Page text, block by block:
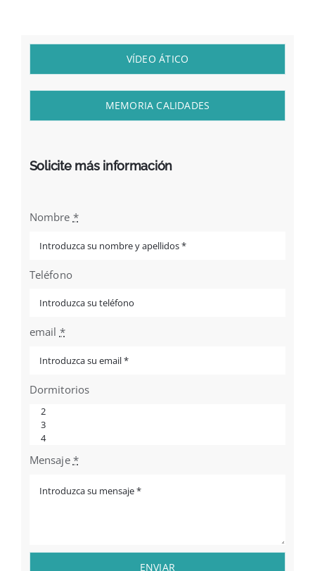
VÍDEO ÁTICO
MEMORIA CALIDADES
Solicite más información
Nombre *
Teléfono
email *
Dormitorios
Mensaje *
ENVIAR